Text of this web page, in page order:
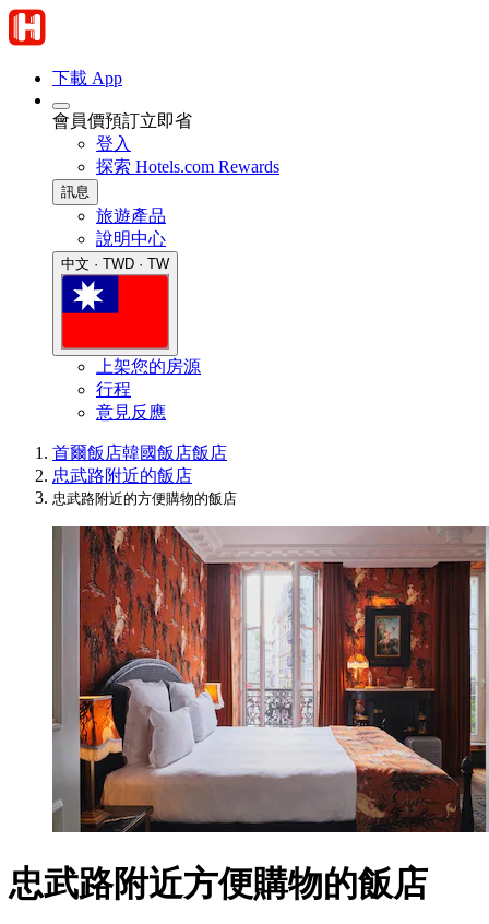
下載 App
會員價預訂立即省
登入
探索 Hotels.com Rewards
訊息
旅遊產品
說明中心
中文 · TWD · TW
上架您的房源
行程
意見反應
首爾飯店韓國飯店飯店
忠武路附近的飯店
忠武路附近的方便購物的飯店
忠武路附近方便購物的飯店